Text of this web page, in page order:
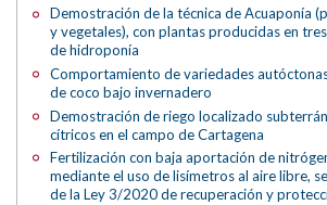
Demostración de la técnica de Acuaponía
y vegetales), con plantas producidas en
de hidroponía
Comportamiento de variedades
de coco bajo invernadero
Demostración de riego localizado
cítricos en el campo de Cartagena
Fertilización con baja aportación de
mediante el uso de lisímetros al aire libre,
de la Ley 3/2020 de recuperación y